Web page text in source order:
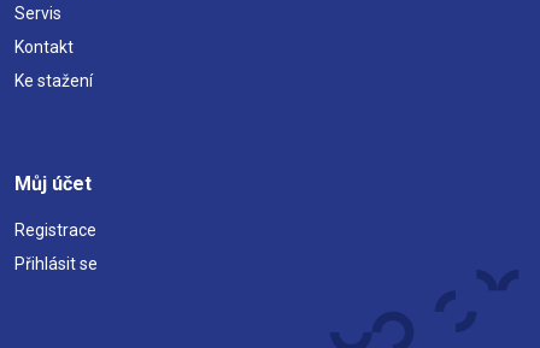
Servis
Kontakt
Ke stažení
Můj účet
Registrace
Přihlásit se